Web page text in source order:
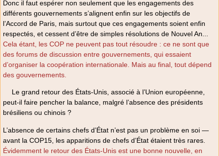
Donc il faut espérer non seulement que les engagements des
différents gouvernements s’alignent enfin sur les objectifs de
l’Accord de Paris, mais surtout que ces engagements soient enfin
respectés, et cessent d’être de simples résolutions de Nouvel An...
Cela étant, les COP ne peuvent pas tout résoudre : ce ne sont que
des forums de discussion entre gouvernements, qui essaient
d’organiser la coopération internationale. Mais au final, tout dépend
des gouvernements.
Le grand retour des États-Unis, associé à l’Union européenne,
peut-il faire pencher la balance, malgré l’absence des présidents
brésiliens ou chinois ?
L’absence de certains chefs d’État n’est pas un problème en soi —
avant la COP15, les apparitions de chefs d’État étaient très rares.
Évidemment le retour des États-Unis est une bonne nouvelle, en